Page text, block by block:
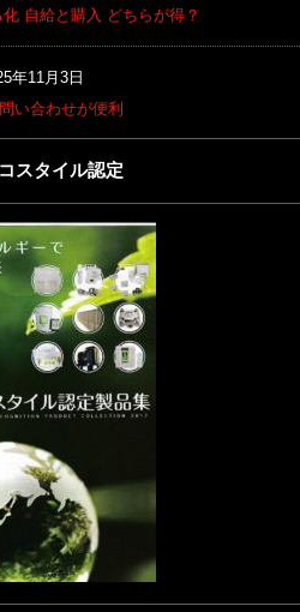
自給と購入 どちらが得？
年11月3日
い合わせが便利
スタイル認定